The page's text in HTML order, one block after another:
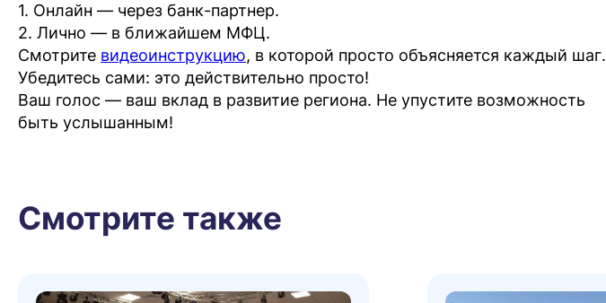
1. Онлайн — через банк-партнер.
2. Лично — в ближайшем МФЦ.
Смотрите видеоинструкцию, в которой просто объясняется каждый шаг.
Убедитесь сами: это действительно просто!
Ваш голос — ваш вклад в развитие региона. Не упустите возможность
быть услышанным!
Смотрите также